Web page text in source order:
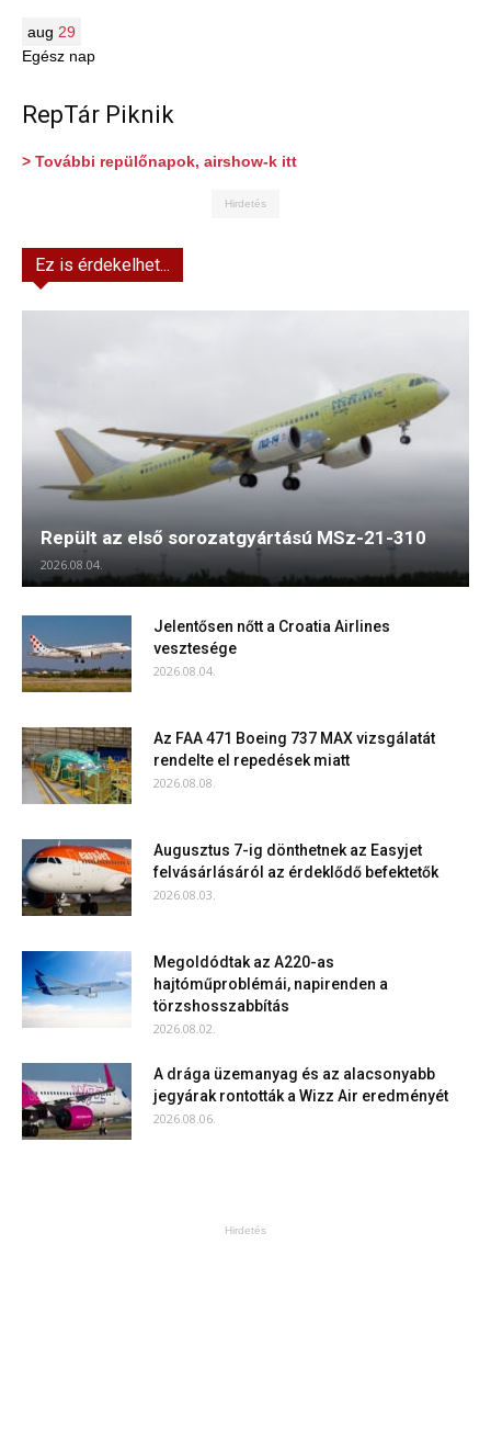
aug 29
Egész nap
RepTár Piknik
> További repülőnapok, airshow-k itt
Hirdetés
Ez is érdekelhet...
Repült az első sorozatgyártású MSz-21-310
2026.08.04.
Jelentősen nőtt a Croatia Airlines
vesztesége
2026.08.04.
Az FAA 471 Boeing 737 MAX vizsgálatát
rendelte el repedések miatt
2026.08.08.
Augusztus 7-ig dönthetnek az Easyjet
felvásárlásáról az érdeklődő befektetők
2026.08.03.
Megoldódtak az A220-as
hajtóműproblémái, napirenden a
törzshosszabbítás
2026.08.02.
A drága üzemanyag és az alacsonyabb
jegyárak rontották a Wizz Air eredményét
2026.08.06.
Hirdetés